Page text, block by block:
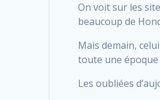
On voit sur les
beaucoup de
Mais demain,
toute une
Les oubliées